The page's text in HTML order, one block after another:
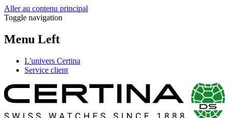
Aller au contenu principal
Toggle navigation
Menu Left
L'univers Certina
Service client